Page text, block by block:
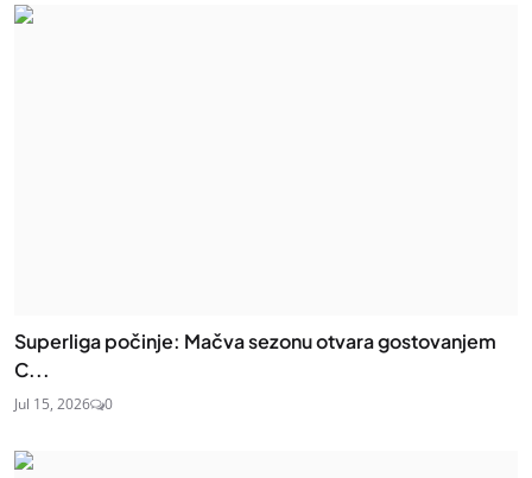
Superliga počinje: Mačva sezonu otvara gostovanjem
C...
Jul 15, 2026 0